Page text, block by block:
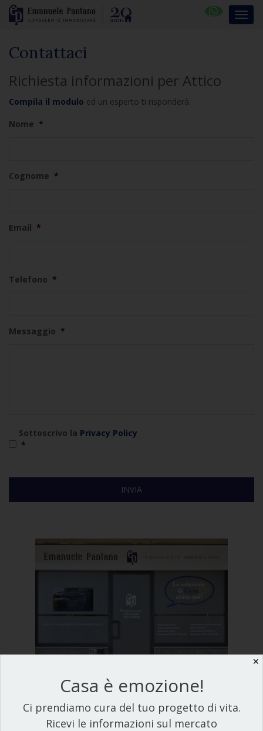
Contattaci
Richiesta informazioni per Attico
Compila il modulo ed un esperto ti risponderà.
Nome *
Cognome *
Email *
Telefono *
Messaggio *
Sottoscrivo la Privacy Policy
*
✕
Casa è emozione!
Ci prendiamo cura del tuo progetto di vita.
Ricevi le informazioni sul mercato